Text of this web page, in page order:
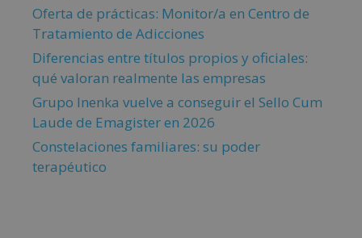
Oferta de prácticas: Monitor/a en Centro de
Tratamiento de Adicciones
Diferencias entre títulos propios y oficiales:
qué valoran realmente las empresas
Grupo Inenka vuelve a conseguir el Sello Cum
Laude de Emagister en 2026
Constelaciones familiares: su poder
terapéutico